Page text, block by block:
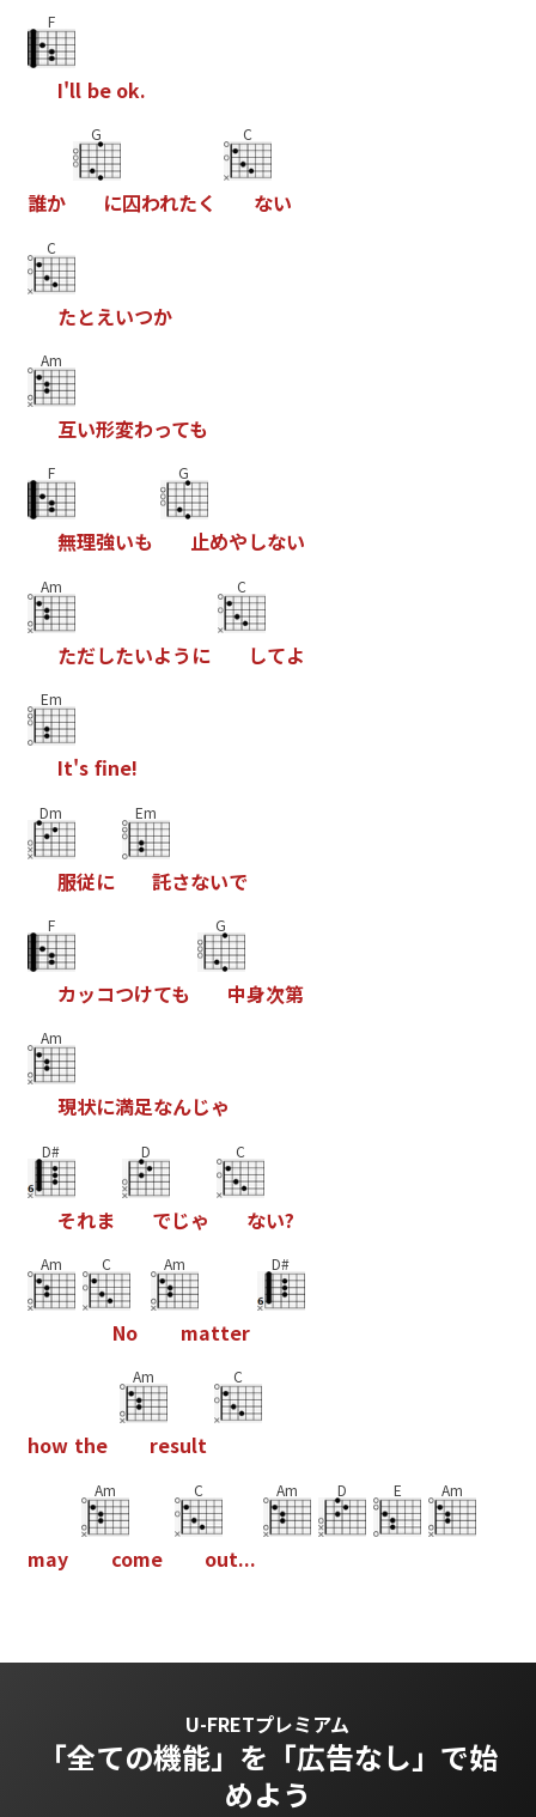
F
I'll be ok.
誰か
G
に囚われたく
C
ない
C
たとえいつか
Am
互い形変わっても
F
無理強いも
G
止めやしない
Am
ただしたいよう に
C
してよ
Em
It's fne!
Dm
服従に
Em
託さないで
F
カッコつけても
G
中身次第
Am
現状に満足なんじゃ
D#
それま
D
でじゃ
C
ない?
Am C
No
Am
matter
D#
how the
Am
result
C
may
Am
come
C
out...
Am D E Am
U-FRETプレミアム
「全ての機能」を 「広告なし」で始
めよう